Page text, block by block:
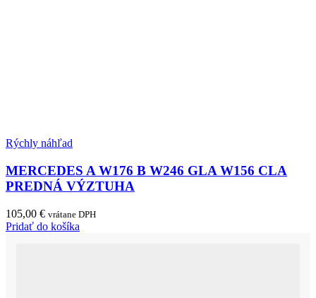
Rýchly náhľad
MERCEDES A W176 B W246 GLA W156 CLA
PREDNÁ VÝZTUHA
105,00 € vrátane DPH
Pridať do košíka